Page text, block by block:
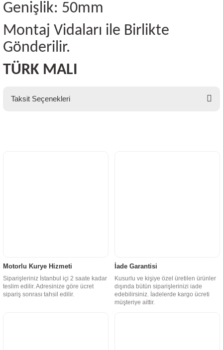
Genişlik: 50mm
Montaj Vidaları ile Birlikte
Gönderilir.
TÜRK MALI
Taksit Seçenekleri
Motorlu Kurye Hizmeti
Siparişleriniz İstanbul içi 2 saate kadar
teslim edilir. Adresinize göre ücret
sipariş sonrası tahsil edilir.
İade Garantisi
Kusurlu ve kişiye özel üretilen ürünler
dışında bütün siparişlerinizi iade
edebilirsiniz. İadelerde kargo ücreti
müşteriye aittir.